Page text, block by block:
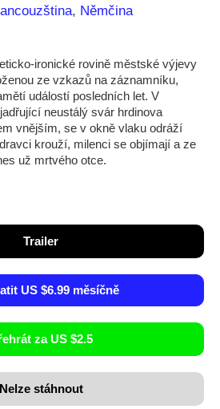
, Němčina
ironické rovině městské výjevy
ze vzkazů na záznamníku,
událostí posledních let. V
neustálý svár hrdinova
vnějším, se v okně vlaku odráží
krouží, milenci se objímají a ze
už mrtvého otce.
Trailer
US $6.99 měsíčně
za US $2.5
Nelze stáhnout